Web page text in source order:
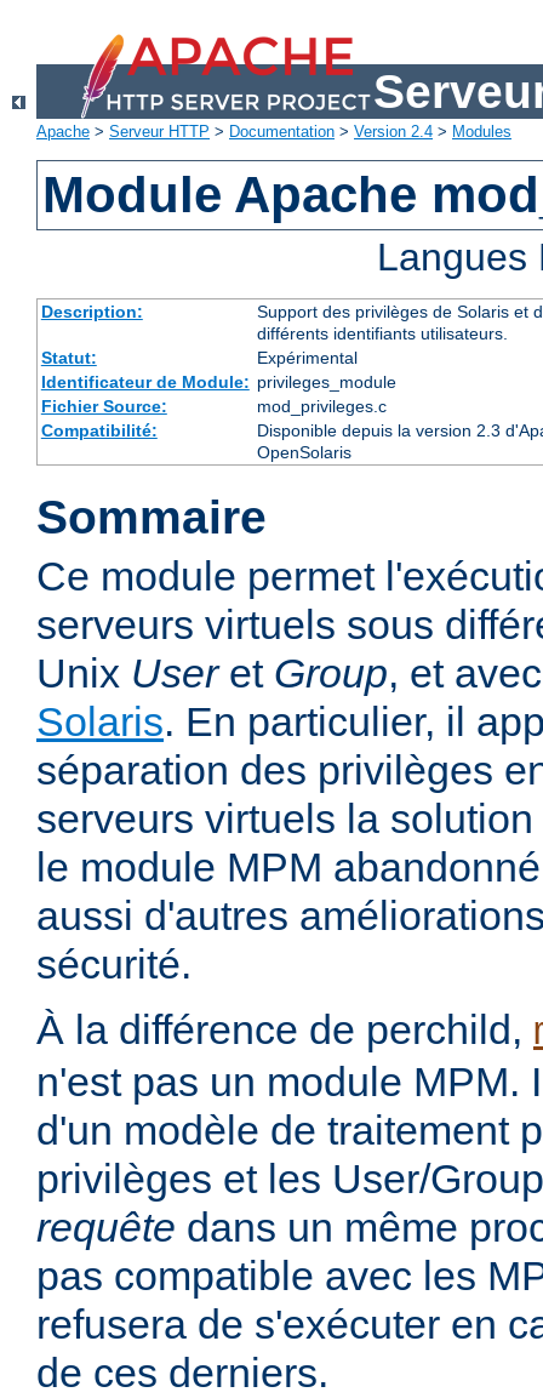
Apache > Serveur HTTP > Documentation > Version 2.4 > Modules
Module Apache
Description:
Support des privilèges de Solaris et
différents identifiants utilisateurs.
Statut:
Expérimental
Identificateur de Module: privileges_module
Fichier Source:
mod_privileges.c
Compatibilité:
Disponible depuis la version 2.3
OpenSolaris
Sommaire
Ce module permet
serveurs virtuels sous
Unix Useret Group, et
Solaris. En particulier, il
séparation des privilèges
serveurs virtuels la
le module MPM
aussi d'autres
sécurité.
À la différence de perchild,
n'est pas un module MPM.
d'un modèle de traitement
privilèges et les User/
requête dans un même
pas compatible avec les
refusera de s'exécuter en
de ces derniers.